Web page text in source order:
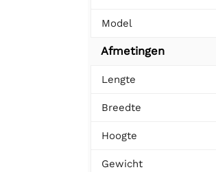
Model
Afmetingen
Lengte
Breedte
Hoogte
Gewicht